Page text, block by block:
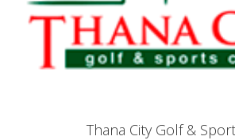
Thana City Golf &